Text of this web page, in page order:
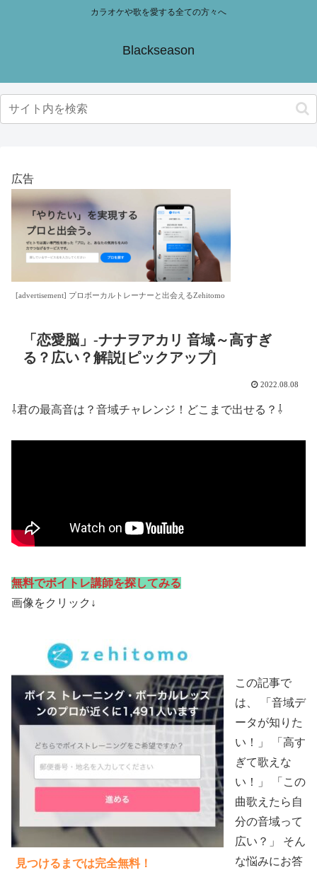
カラオケや歌を愛する全ての方々へ
Blackseason
広告
[advertisement] プロボーカルトレーナーと出会えるZehitomo
「恋愛脳」-ナナヲアカリ 音域～高すぎ
る？広い？解説[ピックアップ]
2022.08.08
⇩君の最高音は？音域チャレンジ！どこまで出せる？⇩
無料でボイトレ講師を探してみる
画像をクリック↓
見つけるまでは完全無料！
この記事で
は、 「音域デ
ータが知りた
い！」 「高す
ぎて歌えな
い！」 「この
曲歌えたら自
分の音域って
広い？」 そん
な悩みにお答